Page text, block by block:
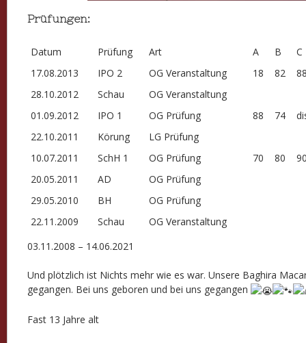
Prüfungen:
Datum Prüfung Art A B
C
17.08.2013
IPO 2 OG Veranstaltung 18 82
28.10.2012
Schau
OG Veranstaltung
01.09.2012
IPO 1 OG Prüfung 88 74
22.10.2011
Körung
LG Prüfung
10.07.2011
SchH 1 OG Prüfung 70 80
20.05.2011
AD
OG Prüfung
29.05.2010
BH
OG Prüfung
22.11.2009
Schau
OG Veranstaltung
03.11.2008 – 14.06.2021
Und plötzlich ist Nichts mehr wie es war. Unsere Baghira
gegangen. Bei uns geboren und bei uns gegangen
Fast 13 Jahre alt